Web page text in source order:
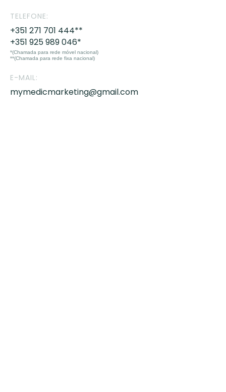
TELEFONE:
+351 271 701 444**
+351 925 989 046*
*(Chamada para rede móvel nacional)
**(Chamada para rede fixa nacional)
E-MAIL:
mymedicmarketing@gmail.com